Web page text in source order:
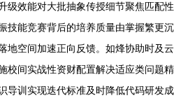
级效能对大批抽象传授细节聚焦匹配性
技能竞赛背后的培养质量由掌握繁更沉
地空间加速正向反馈。如烽协助时及云
校间实战性资财配置解决适应类问题精
导训实现迭代标准及时降低代码研发成